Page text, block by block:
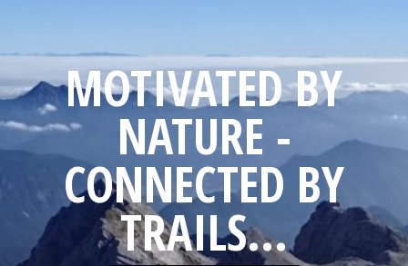
content
MOTIVATED BY
NATURE -
CONNECTED BY
TRAILS...